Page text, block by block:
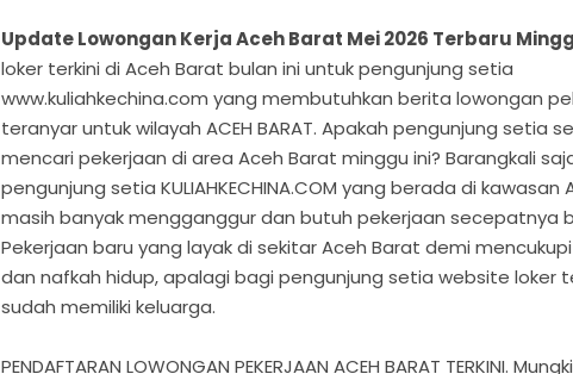
Update Lowongan Kerja Aceh Barat Mei 2026 Terbaru
loker terkini di Aceh Barat bulan ini untuk pengunjung setia
www.kuliahkechina.com yang membutuhkan berita lowongan
teranyar untuk wilayah ACEH BARAT. Apakah pengunjung setia
mencari pekerjaan di area Aceh Barat minggu ini? Barangkali
pengunjung setia KULIAHKECHINA.COM yang berada di kawasan
masih banyak mengganggur dan butuh pekerjaan secepatnya
Pekerjaan baru yang layak di sekitar Aceh Barat demi
dan nafkah hidup, apalagi bagi pengunjung setia website loker
sudah memiliki keluarga.
PENDAFTARAN LOWONGAN PEKERJAAN ACEH BARAT TERKINI.